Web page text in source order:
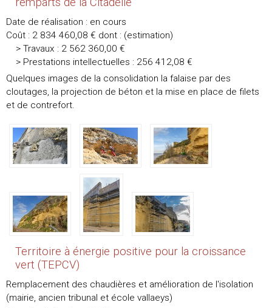
Date de réalisation : en cours
Coût : 2 834 460,08 € dont : (estimation)
> Travaux : 2 562 360,00 €
> Prestations intellectuelles : 256 412,08 €
Quelques images de la consolidation la falaise par des
cloutages, la projection de béton et la mise en place de filets
et de contrefort.
Territoire à énergie positive pour la croissance
vert (TEPCV)
Remplacement des chaudières et amélioration de l'isolation
(mairie, ancien tribunal et école vallaeys)